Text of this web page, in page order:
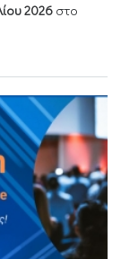
2026 στο